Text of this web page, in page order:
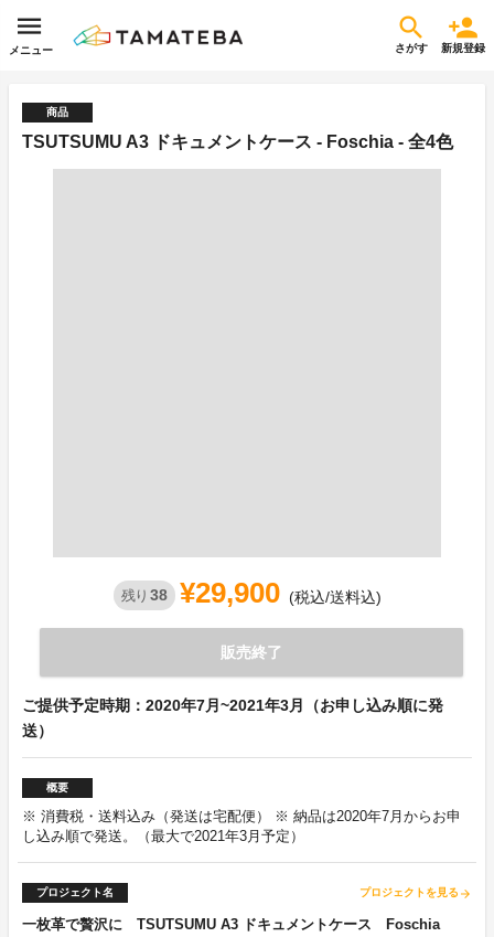
メニュー さがす 新規登録
商品
TSUTSUMU A3 ドキュメントケース - Foschia - 全4色
残り 38 ¥29,900 (税込/送料込)
販売終了
ご提供予定時期：2020年7月~2021年3月（お申し込み順に発
送）
概要
※ 消費税・送料込み（発送は宅配便） ※ 納品は2020年7月からお申
し込み順で発送。（最大で2021年3月予定）
プロジェクト名 プロジェクトを見る arrow_forward
一枚革で贅沢に TSUTSUMU A3 ドキュメントケース Foschia